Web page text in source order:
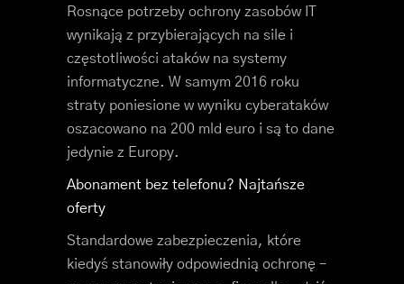
Rosnące potrzeby ochrony zasobów IT
wynikają z przybierających na sile i
częstotliwości ataków na systemy
informatyczne. W samym 2016 roku
straty poniesione w wyniku cyberataków
oszacowano na 200 mld euro i są to dane
jedynie z Europy.
Abonament bez telefonu? Najtańsze
oferty
Standardowe zabezpieczenia, które
kiedyś stanowiły odpowiednią ochronę –